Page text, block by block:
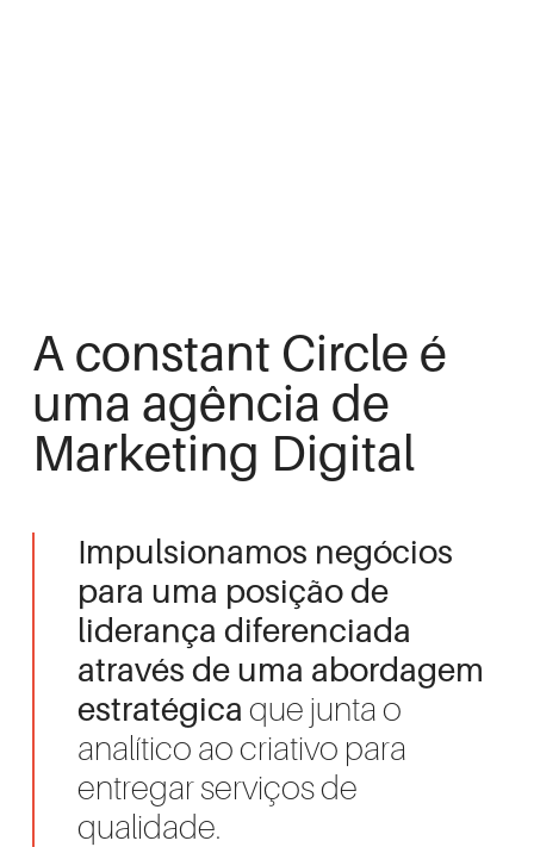
A constant Circle é
uma agência de
Marketing Digital
Impulsionamos negócios
para uma posição de
liderança diferenciada
através de uma abordagem
estratégica que junta o
analítico ao criativo para
entregar serviços de
qualidade.